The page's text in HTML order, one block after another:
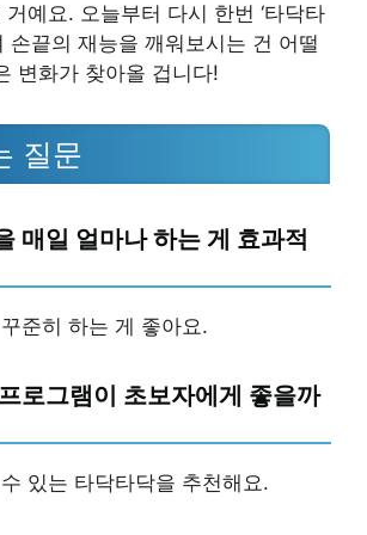
예요. 오늘부터 다시 한번 ‘타닥타
손끝의 재능을 깨워보시는 건 어떨
변화가 찾아올 겁니다!
질문
매일 얼마나 하는 게 효과적
준히 하는 게 좋아요.
로그램이 초보자에게 좋을까
있는 타닥타닥을 추천해요.